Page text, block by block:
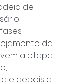
de
da
a etapa
e depois a